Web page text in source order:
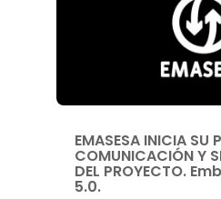
EMASESA INICIA SU
COMUNICACIÓN Y
DEL PROYECTO.
5.0.